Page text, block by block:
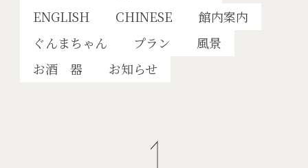
ENGLISH
CHINESE
館内案内
ぐんまちゃん
プラン
風景
お酒 器
お知らせ